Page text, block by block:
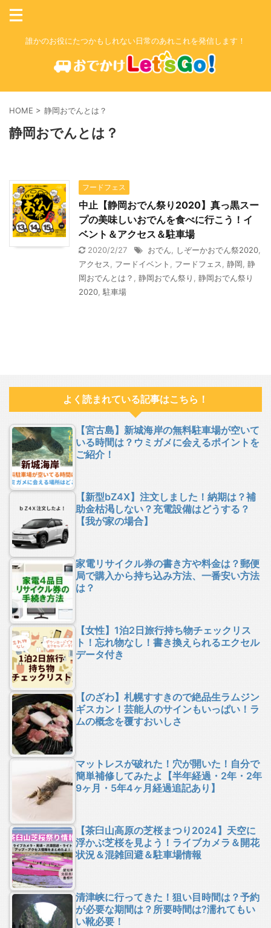
誰かのお役にたつかもしれない日常のあれこれを発信します！
HOME > 静岡おでんとは？
静岡おでんとは？
フードフェス
中止【静岡おでん祭り2020】真っ黒スー
プの美味しいおでんを食べに行こう！イ
ベント＆アクセス＆駐車場
2020/2/27 おでん しぞーかおでん祭2020
アクセス
フードイベント フードフェス 静岡 静
岡おでんとは？
静岡おでん祭り
静岡おでん祭り
2020 駐車場
よく読まれている記事はこちら！
【宮古島】新城海岸の無料駐車場が空いて
いる時間は？ウミガメに会えるポイントを
ご紹介！
【新型bZ4X】注文しました！納期は？補
助金枯渇しない？充電設備はどうする？
【我が家の場合】
家電リサイクル券の書き方や料金は？郵便
局で購入から持ち込み方法、一番安い方法
は？
【女性】1泊2日旅行持ち物チェックリス
ト！忘れ物なし！書き換えられるエクセル
データ付き
【のざわ】札幌すすきので絶品生ラムジン
ギスカン！芸能人のサインもいっぱい！ラ
ムの概念を覆すおいしさ
マットレスが破れた！穴が開いた！自分で
簡単補修してみたよ【半年経過・2年・2年
9ヶ月・5年4ヶ月経過追記あり】
【茶臼山高原の芝桜まつり2024】天空に
浮かぶ芝桜を見よう！ライブカメラ＆開花
状況＆混雑回避＆駐車場情報
清津峡に行ってきた！狙い目時間は？予約
が必要な期間は？所要時間は?濡れてもい
い靴必要！